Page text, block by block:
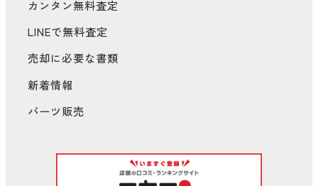
カンタン無料査定
LINEで無料査定
売却に必要な書類
新着情報
パーツ販売